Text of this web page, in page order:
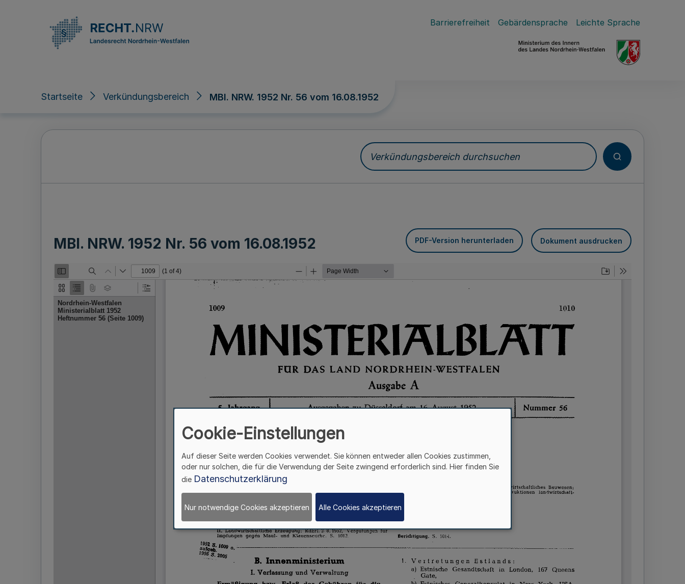
Barrierefreiheit Gebärdensprache Leichte Sprache
Startseite Verkündungsbereich MBl. NRW. 1952 Nr. 56 vom 16.08.1952
Verkündungsbereich durchsuchen
MBl. NRW. 1952 Nr. 56 vom 16.08.1952 PDF-Version herunterladen Dokument ausdrucken
Cookie-Einstellungen
Auf dieser Seite werden Cookies verwendet. Sie können entweder allen Cookies zustimmen,
oder nur solchen, die für die Verwendung der Seite zwingend erforderlich sind. Hier finden Sie
die Datenschutzerklärung
Nur notwendige Cookies akzeptieren Alle Cookies akzeptieren